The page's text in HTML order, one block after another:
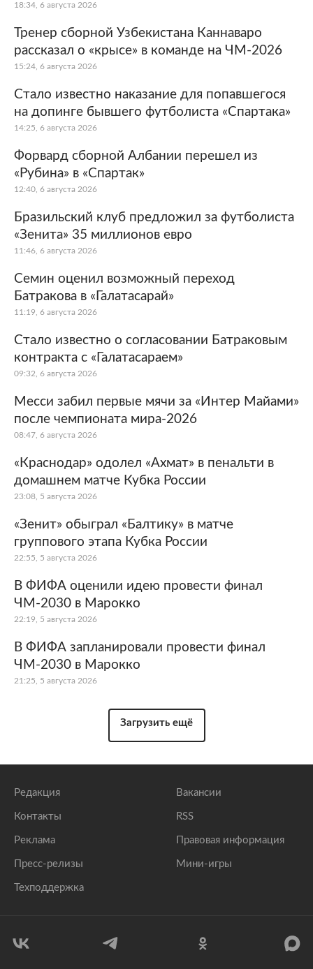
18:34, 6 августа 2026
Тренер сборной Узбекистана Каннаваро
рассказал о «крысе» в команде на ЧМ-2026
15:24, 6 августа 2026
Стало известно наказание для попавшегося
на допинге бывшего футболиста «Спартака»
14:25, 6 августа 2026
Форвард сборной Албании перешел из
«Рубина» в «Спартак»
12:40, 6 августа 2026
Бразильский клуб предложил за футболиста
«Зенита» 35 миллионов евро
11:46, 6 августа 2026
Семин оценил возможный переход
Батракова в «Галатасарай»
11:19, 6 августа 2026
Стало известно о согласовании Батраковым
контракта с «Галатасараем»
09:32, 6 августа 2026
Месси забил первые мячи за «Интер Майами»
после чемпионата мира-2026
08:47, 6 августа 2026
«Краснодар» одолел «Ахмат» в пенальти в
домашнем матче Кубка России
23:08, 5 августа 2026
«Зенит» обыграл «Балтику» в матче
группового этапа Кубка России
22:55, 5 августа 2026
В ФИФА оценили идею провести финал
ЧМ-2030 в Марокко
22:19, 5 августа 2026
В ФИФА запланировали провести финал
ЧМ-2030 в Марокко
21:25, 5 августа 2026
Загрузить ещё
Редакция
Контакты
Реклама
Пресс-релизы
Техподдержка
Вакансии
RSS
Правовая информация
Мини-игры